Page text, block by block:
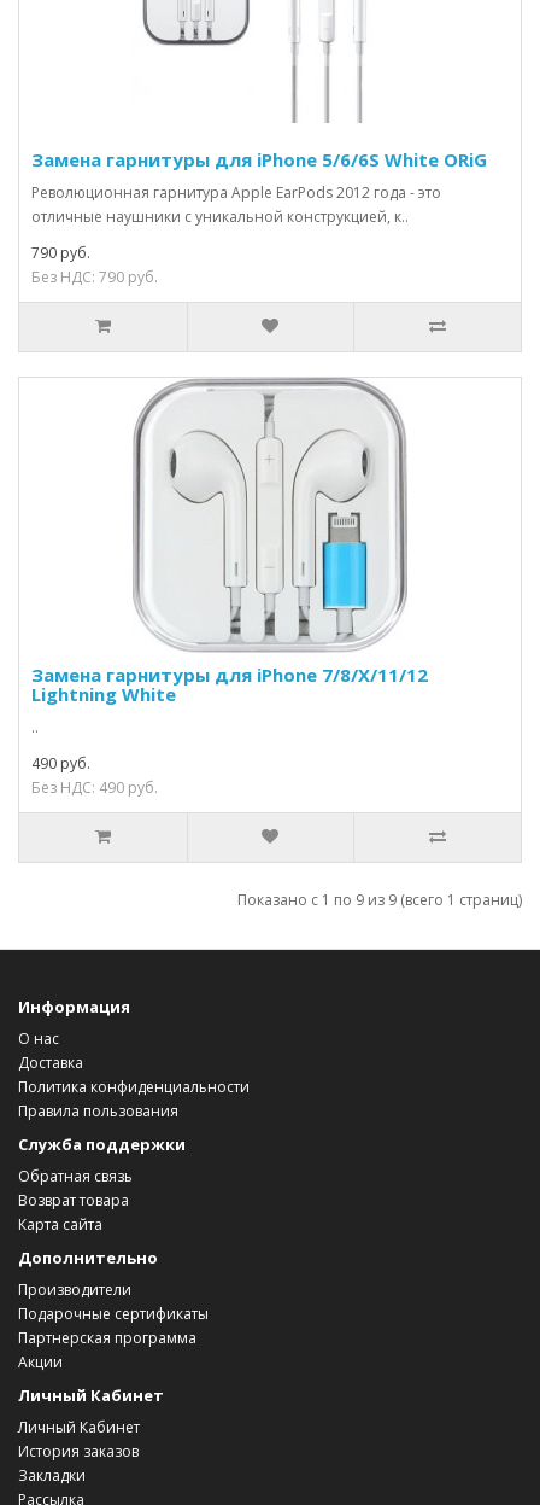
Замена гарнитуры для iPhone 5/6/6S White ORiG
Революционная гарнитура Apple EarPods 2012 года - это
отличные наушники с уникальной конструкцией, к..
790 руб.
Без НДС: 790 руб.
Замена гарнитуры для iPhone 7/8/X/11/12
Lightning White
..
490 руб.
Без НДС: 490 руб.
Показано с 1 по 9 из 9 (всего 1 страниц)
Информация
О нас
Доставка
Политика конфиденциальности
Правила пользования
Служба поддержки
Обратная связь
Возврат товара
Карта сайта
Дополнительно
Производители
Подарочные сертификаты
Партнерская программа
Акции
Личный Кабинет
Личный Кабинет
История заказов
Закладки
Рассылка